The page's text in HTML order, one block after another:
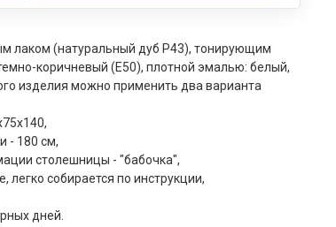
лаком (натуральный дуб Р43), тонирующим
коричневый (Е50), плотной эмалью: белый,
изделия можно применить два варианта
- 180 см,
столешницы - "бабочка",
легко собирается по инструкции,
дней.